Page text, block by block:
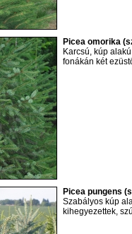
Picea omorika
Karcsú, kúp
fonákán két
Picea pungens
Szabályos kúp
kihegyezettek,